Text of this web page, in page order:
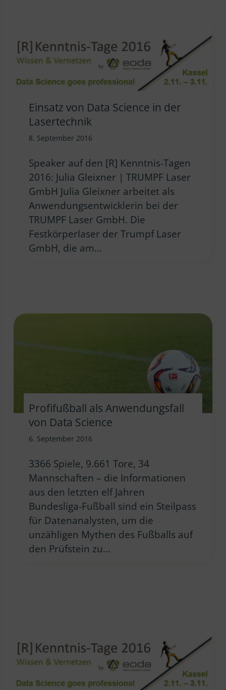
Einsatz von Data Science in der
Lasertechnik
8. September 2016
Speaker auf den [R] Kenntnis-Tagen
2016: Julia Gleixner | TRUMPF Laser
GmbH Julia Gleixner arbeitet als
Anwendungsentwicklerin bei der
TRUMPF Laser GmbH. Die
Festkörperlaser der Trumpf Laser
GmbH, die am…
Profifußball als Anwendungsfall
von Data Science
6. September 2016
3366 Spiele, 9.661 Tore, 34
Mannschaften – die Informationen
aus den letzten elf Jahren
Bundesliga-Fußball sind ein Steilpass
für Datenanalysten, um die
unzähligen Mythen des Fußballs auf
den Prüfstein zu…